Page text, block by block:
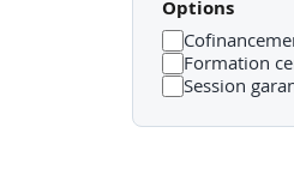
Inspection fictive
Débrief en plénière.
Options
Formation
Session